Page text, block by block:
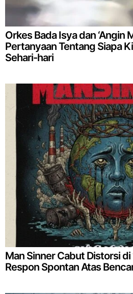
Orkes Bada Isya dan ‘Angin
Pertanyaan Tentang Siapa
Sehari-hari
Man Sinner Cabut Distorsi di
Respon Spontan Atas